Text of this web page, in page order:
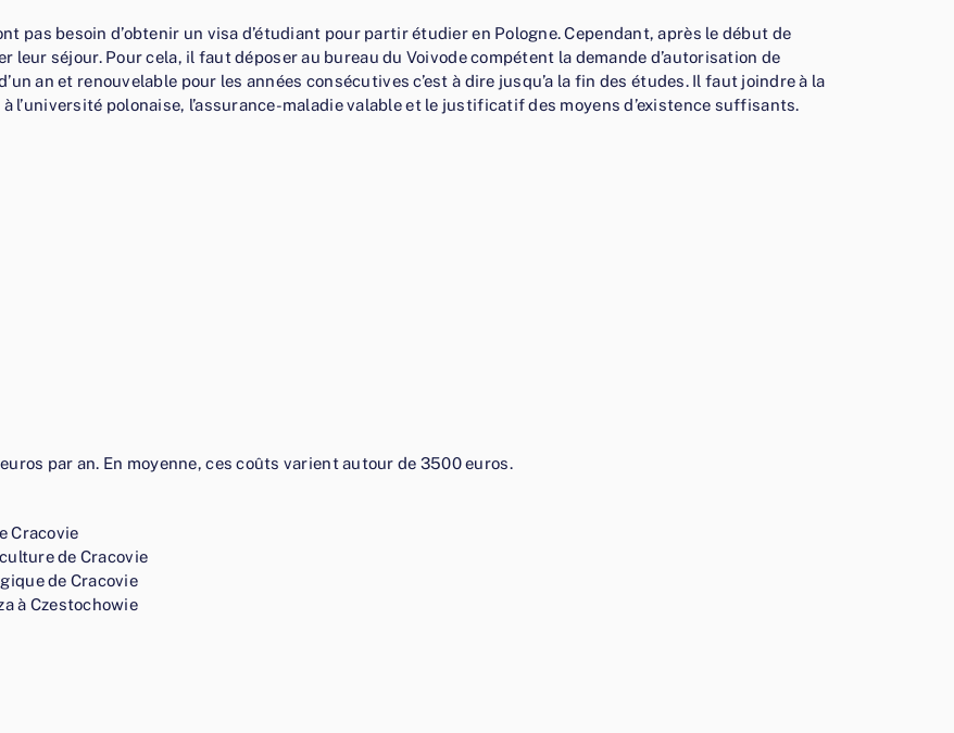
pas besoin d’obtenir un visa d’étudiant pour partir étudier en Pologne. Cependant, après le début de
leur séjour. Pour cela, il faut déposer au bureau du Voivode compétent la demande d’autorisation de
an et renouvelable pour les années consécutives c’est à dire jusqu’a la fin des études. Il faut joindre à la
l’université polonaise, l’assurance-maladie valable et le justificatif des moyens d’existence suffisants.
par an. En moyenne, ces coûts varient autour de 3500 euros.
Cracovie
de Cracovie
de Cracovie
à Czestochowie